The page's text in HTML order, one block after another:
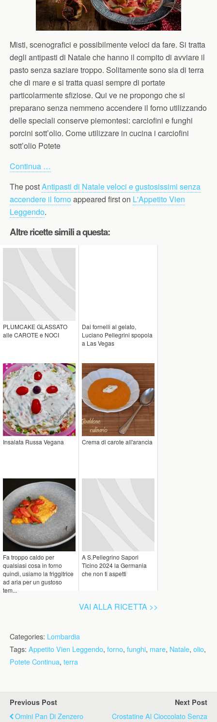
Misti, scenografici e possibilmente veloci da fare. Si tratta
degli antipasti di Natale che hanno il compito di avviare il
pasto senza saziare troppo. Solitamente sono sia di terra
che di mare e si tratta quasi sempre di portate
particolarmente sfiziose. Qui ve ne propongo che si
preparano senza nemmeno accendere il forno utilizzando
delle speciali conserve piemontesi: carciofini e funghi
porcini sott’olio. Come utilizzare in cucina i carciofini
sott’olio Potete
Continua …
The postAntipasti di Natale veloci e gustosissimi senza
accendere il fornoappeared first on L'Appetito Vien
Leggendo.
Altre ricette simili a questa:
PLUMCAKE GLASSATO
alle CAROTE e NOCI
Dai fornelli al gelato,
Luciano Pellegrini spopola
a Las Vegas
Insalata Russa Vegana Crema di carote all'arancia
Fa troppo caldo per
qualsiasi cosa in forno
quindi, usiamo la friggitrice
ad aria per un gustoso
tem...
A S.Pellegrino Sapori
Ticino 2024 la Germania
che non ti aspetti
VAI ALLA RICETTA >>
Categories: Lombardia
Tags: Appetito Vien Leggendo, forno, funghi, mare, Natale, olio,
Potete Continua, terra
Previous Post
Omini Pan Di Zenzero
Next Post
Crostatine Al Cioccolato Senza